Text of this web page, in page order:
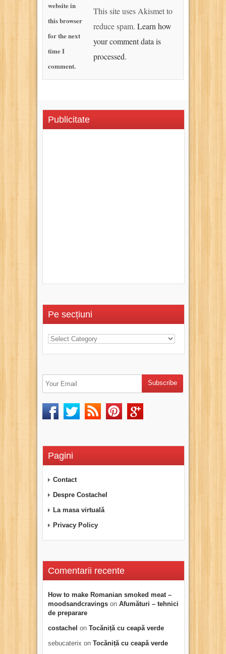
website in
this browser
for the next
time I
comment.
This site uses Akismet to
reduce spam. Learn how
your comment data is
processed.
Publicitate
Pe secțiuni
Pagini
Contact
Despre Costachel
La masa virtuală
Privacy Policy
Comentarii recente
How to make Romanian smoked meat –
moodsandcravings on Afumături – tehnici
de preparare
costachel on Tocăniță cu ceapă verde
sebucaterix on Tocăniță cu ceapă verde